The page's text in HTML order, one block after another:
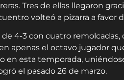
Tres de ellas llegaron
volteó a pizarra a favor
4-3 con cuatro remolcadas,
apenas el octavo jugador
en esta temporada,
el pasado 26 de marzo.